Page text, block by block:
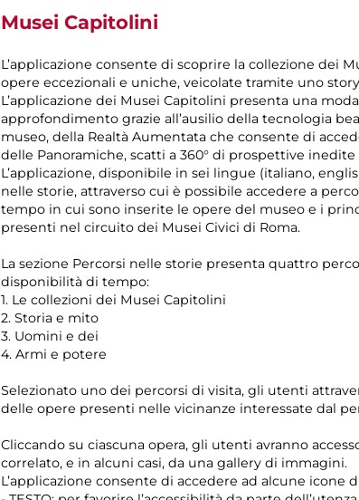
Musei Capitolini
L’applicazione consente di scoprire la collezione dei
opere eccezionali e uniche, veicolate tramite uno
L’applicazione dei Musei Capitolini presenta una
approfondimento grazie all’ausilio della tecnologia
museo, della Realtà Aumentata che consente di
delle Panoramiche, scatti a 360° di prospettive inedite
L’applicazione, disponibile in sei lingue (italiano,
nelle storie, attraverso cui è possibile accedere a
tempo in cui sono inserite le opere del museo e i
presenti nel circuito dei Musei Civici di Roma.
La sezione Percorsi nelle storie presenta quattro
disponibilità di tempo:
1. Le collezioni dei Musei Capitolini
2. Storia e mito
3. Uomini e dei
4. Armi e potere
Selezionato uno dei percorsi di visita, gli utenti
delle opere presenti nelle vicinanze interessate dal
Cliccando su ciascuna opera, gli utenti avranno
correlato, e in alcuni casi, da una gallery di immagini.
L’applicazione consente di accedere ad alcune icone